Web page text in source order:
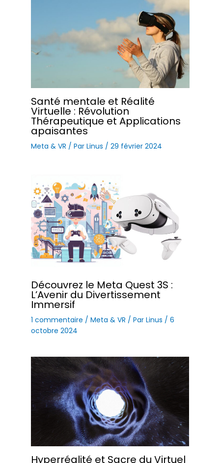
Santé mentale et Réalité
Virtuelle : Révolution
Thérapeutique et Applications
apaisantes
Meta & VR / Par Linus / 29 février 2024
Découvrez le Meta Quest 3S :
L’Avenir du Divertissement
Immersif
1 commentaire / Meta & VR / Par Linus / 6
octobre 2024
Hyperréalité et Sacre du Virtuel